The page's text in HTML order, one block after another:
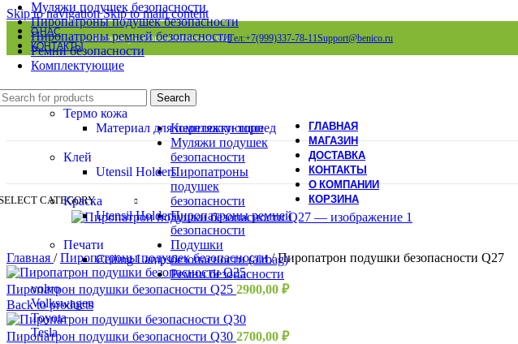
Skip to navigationSkip to main content
О НАС
КОНТАКТЫ
г. Москва, ул. Новоостаповская 6АТел:+7(999)337-78-11Support@benico.ru
CATEGORY
Комплектующие
Муляжи подушек
безопасности
Пиропатроны
подушек
безопасности
Пиропатроны ремней
безопасности
Подушки
безопасности (airbag)
Ремни безопасности
Search
Муляжи подушек безопасности
Пиропатроны подушек безопасности
Пиропатроны ремней безопасности
Ремни безопасности
Комплектующие
Термо кожа
Материал для перетяжки торпед
Клей
Utensil Holders
Краска
Utensil Holders
Печати
Ceiling Lamps
volvo
Volkswagen
Toyota
Tesla
ГЛАВНАЯ
МАГАЗИН
ДОСТАВКА
КОНТАКТЫ
О КОМПАНИИ
КОРЗИНА
Главная / Пиропатроны подушек безопасности/ Пиропатрон подушки безопасности Q27
Пиропатрон подушки безопасности Q25 2900,00 ₽
Back to products
Пиропатрон подушки безопасности Q30 2700,00 ₽